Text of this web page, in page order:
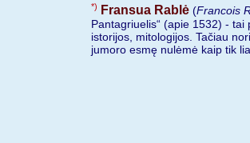
*) Fransua Rablė(Francois
Pantagriuelis“ (apie 1532) -
istorijos, mitologijos. Tačiau
jumoro esmę nulėmė kaip tik